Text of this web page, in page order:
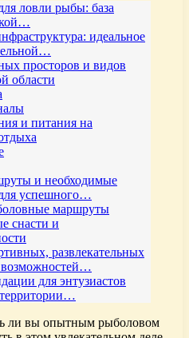
ловли рыбы: база
идеальное
просторов и видов
области
и питания на
и необходимые
успешного…
маршруты
снасти и
развлекательных
для энтузиастов
ли вы опытным рыболовом